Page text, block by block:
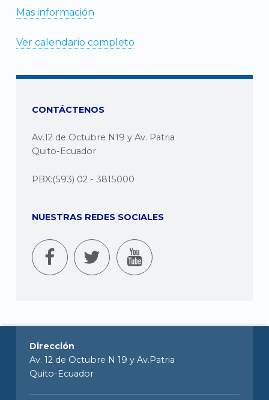
Mas información
Ver calendario completo
CONTÁCTENOS
Av.12 de Octubre N19 y Av. Patria
Quito-Ecuador
PBX:(593) 02 - 3815000
NUESTRAS REDES SOCIALES
Dirección
Av. 12 de Octubre N 19 y Av.Patria
Quito-Ecuador